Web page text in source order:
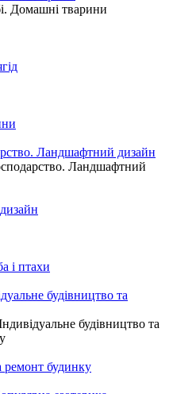
Домашні тварини
Ландшафтний дизайн
Ландшафтний
і птахи
будівництво та
будівництво та
ремонт будинку